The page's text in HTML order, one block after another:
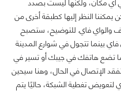
أي مكان، ولكنها ليست بصدد
النظر إليها كطبقة أخرى من
والواي فاي. للتوضيح، ستصبح
بينما تتجول في شوارع المدينة
تضع هاتفك في جيبك أو تسير في
الإتصال في الحال، وهنا سيحين
لتعويض تغطية الشبكة، حاليًا يتم